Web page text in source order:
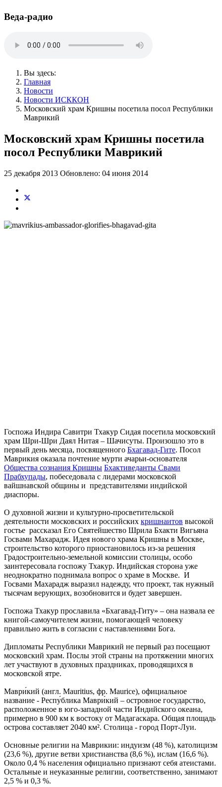
Веда-радио
Вы здесь:
Главная
Новости
Новости ИСККОН
Московский храм Кришны посетила посол Республики
Маврикий
Московский храм Кришны посетила
посол Республики Маврикий
25 декабря 2013 Обновлено: 04 июня 2014
Госпожа Индира Савитри Тхакур Сидая посетила московский
храм Шри-Шри Даял Нитая – Шачисуты. Произошло это в
первый день месяца, посвященного Бхагавад-Гите. Посол
Маврикия оказала почтение мурти ачарьи-основателя
Общества сознания Кришны Бхактиведанты Свами
Прабхупады, побеседовала с лидерами московской
вайшнавской общины и представителями индийской
диаспоры.
О духовной жизни и культурно-просветительской
деятельности московских и российских кришнаитов высокой
гостье рассказал Его Святейшество Шрила Бхакти Вигьяна
Госвами Махарадж. Идея нового храма Кришны в Москве,
строительство которого приостановилось из-за решения
Градостроительно-земельной комиссии столицы, особо
заинтересовала госпожу Тхакур. Индийская сторона уже
неоднократно поднимала вопрос о храме в Москве. И
Госвами Махарадж выразил надежду, что проект, так нужный
тысячам верующих, возобновится и будет завершен.
Госпожа Тхакур прославила «Бхагавад-Гиту» – она назвала ее
книгой-самоучителем жизни, помогающей человеку
правильно жить в согласии с наставлениями Бога.
Дипломаты Республики Маврикий не первый раз посещают
московский храм. Послы этой страны на протяжении многих
лет участвуют в духовных праздниках, проводящихся в
московской ятре.
Маври́кий (англ. Mauritius, фр. Maurice), официальное
название - Респу́блика Маври́кий – островное государство,
расположенное в юго-западной части Индийского океана,
примерно в 900 км к востоку от Мадагаскара. Общая площадь
острова составляет 2040 км². Столица - город Порт-Луи.
Основные религии на Маврикии: индуизм (48 %), католицизм
(23,6 %), другие ветви христианства (8,6 %), ислам (16,6 %).
Около 0,4 % населения официально признают себя атеистами.
Остальные и неуказанные религии, соответственно, занимают
2,5 % и 0,3 %.